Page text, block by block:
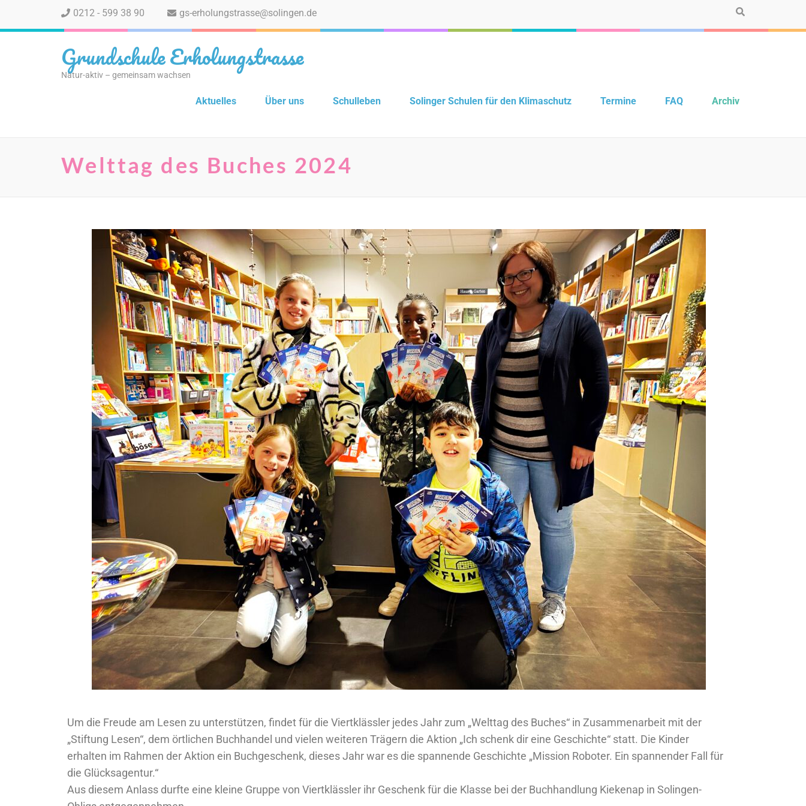
0212 - 599 38 90 gs-erholungstrasse@solingen.de
Grundschule Erholungstrasse
Natur-aktiv – gemeinsam wachsen
Aktuelles Über uns Schulleben Solinger Schulen für den Klimaschutz Termine FAQ Archiv
Welttag des Buches 2024
Um die Freude am Lesen zu unterstützen, findet für die Viertklässler jedes Jahr zum „Welttag des Buches“ in Zusammenarbeit mit der
„Stiftung Lesen“, dem örtlichen Buchhandel und vielen weiteren Trägern die Aktion „Ich schenk dir eine Geschichte“ statt. Die Kinder
erhalten im Rahmen der Aktion ein Buchgeschenk, dieses Jahr war es die spannende Geschichte „Mission Roboter. Ein spannender Fall für
die Glücksagentur.“
Aus diesem Anlass durfte eine kleine Gruppe von Viertklässler ihr Geschenk für die Klasse bei der Buchhandlung Kiekenap in Solingen-